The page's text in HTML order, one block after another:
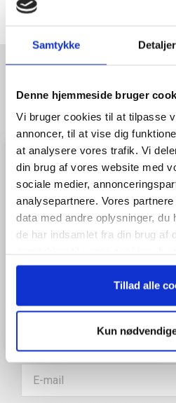
Samtykke Detaljer
Denne hjemmeside bruger
Vi bruger cookies til at tilpasse
annoncer, til at vise dig
at analysere vores trafik. Vi
din brug af vores website med
sociale medier,
analysepartnere. Vores
data med andre oplysninger, du
de har indsamlet fra din brug af
anvende vores hjemmeside.
Tillad alle
Kun
HENT GRATIS E-
EN DANSK